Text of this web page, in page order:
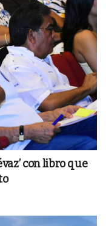
con libro que